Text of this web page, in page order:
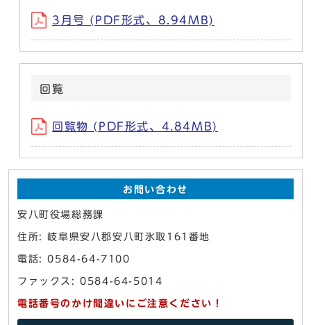
3月号 (PDF形式、8.94MB)
回覧
回覧物 (PDF形式、4.84MB)
お問い合わせ
安八町役場総務課
住所: 岐阜県安八郡安八町氷取161番地
電話: 0584-64-7100
ファックス: 0584-64-5014
電話番号のかけ間違いにご注意ください！